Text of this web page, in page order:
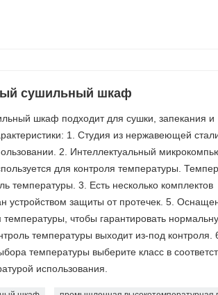
сушильный шкаф
шкаф подходит для сушки, запекания и
1. Студия из нержавеющей
2. Интеллектуальный
для контроля температуры.
температуры. 3. Есть несколько комплектов
устройством защиты от протечек. 5.
чтобы гарантировать
температуры выходит из-под контроля.
температуры выберите класс в
использования.